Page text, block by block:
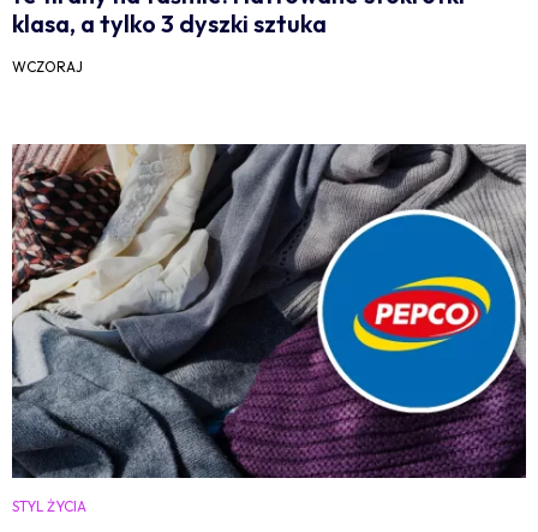
klasa, a tylko 3 dyszki sztuka
WCZORAJ
STYL ŻYCIA